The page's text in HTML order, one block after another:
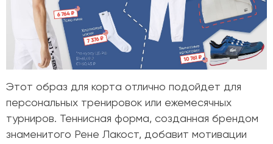
Этот образ для корта отлично подойдет для
персональных тренировок или ежемесячных
турниров. Теннисная форма, созданная брендом
знаменитого Рене Лакост, добавит мотивации